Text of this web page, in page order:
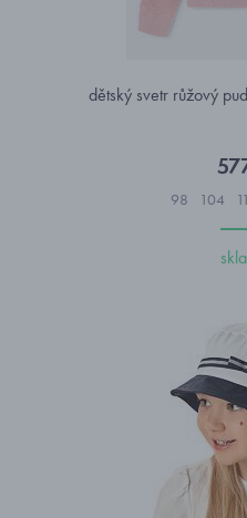
dětský svetr růžový
98 104